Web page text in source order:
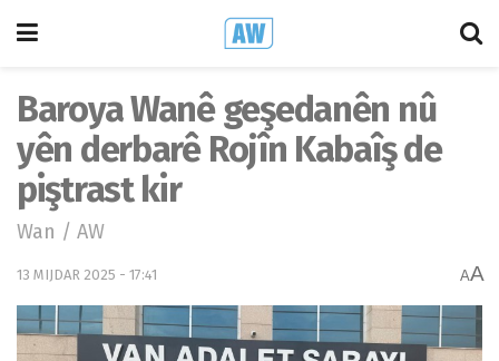
Baroya Wanê geşedanên nû
yên derbarê Rojîn Kabaîş de
piştrast kir
Wan / AW
13 MIJDAR 2025 - 17:41 AA